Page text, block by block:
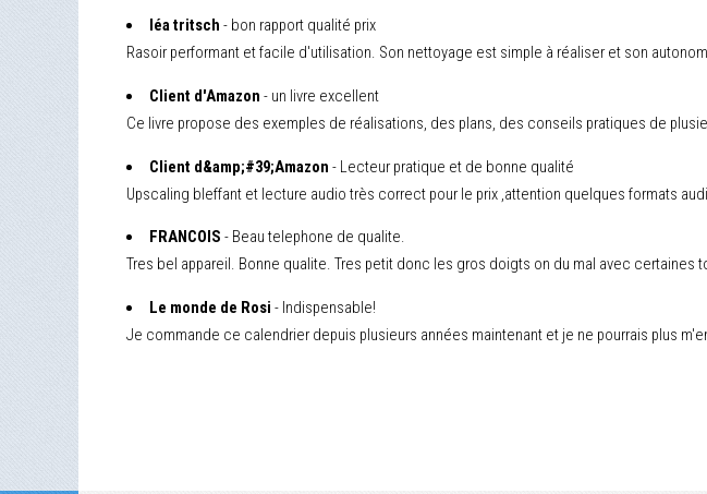
léa tritsch - bon rapport qualité prix
Rasoir performant et facile d'utilisation. Son nettoyage est simple à réaliser et son
Client d'Amazon - un livre excellent
Ce livre propose des exemples de réalisations, des plans, des conseils pratiques de
Client d&amp;#39;Amazon - Lecteur pratique et de bonne qualité
Upscaling bleffant et lecture audio très correct pour le prix ,attention quelques formats
FRANCOIS - Beau telephone de qualite.
Tres bel appareil. Bonne qualite. Tres petit donc les gros doigts on du mal avec
Le monde de Rosi - Indispensable!
Je commande ce calendrier depuis plusieurs années maintenant et je ne pourrais plus